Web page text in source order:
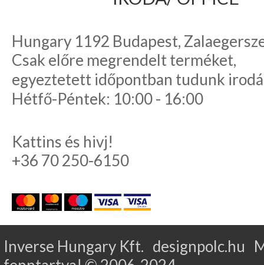
Hungary 1192 Budapest,
Csak előre megrendelt terméket,
egyeztetett időpontban tudunk
Hétfő-Péntek: 10:00 - 16:00
Kattins és hivj!
+36 70 250-6150
Inverse Hungary Kft. designpolc.hu